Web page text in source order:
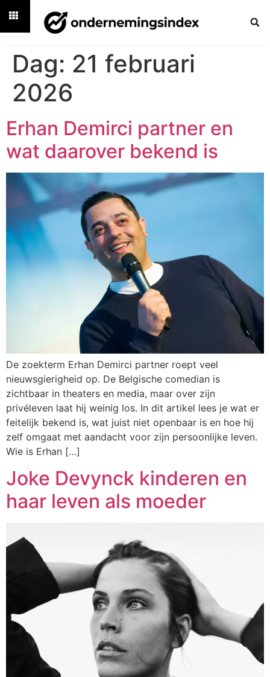
Dag: 21 februari
2026
Erhan Demirci partner en
wat daarover bekend is
De zoekterm Erhan Demirci partner roept veel
nieuwsgierigheid op. De Belgische comedian is
zichtbaar in theaters en media, maar over zijn
privéleven laat hij weinig los. In dit artikel lees je wat er
feitelijk bekend is, wat juist niet openbaar is en hoe hij
zelf omgaat met aandacht voor zijn persoonlijke leven.
Wie is Erhan […]
Joke Devynck kinderen en
haar leven als moeder